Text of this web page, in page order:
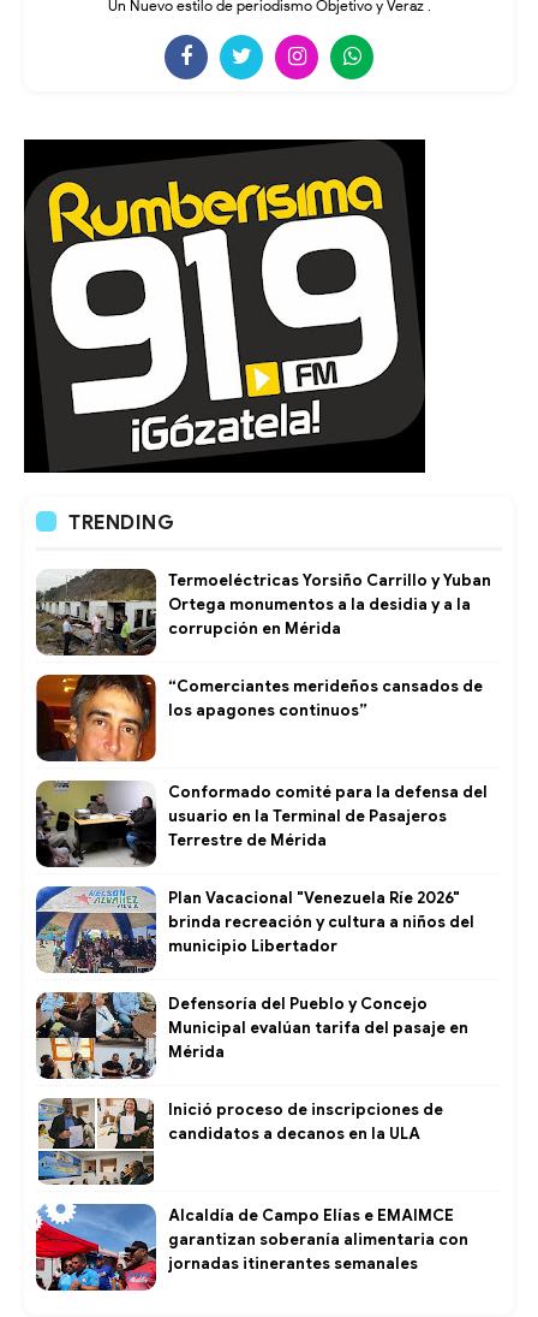
Un Nuevo estilo de periodismo Objetivo y Veraz .
TRENDING
Termoeléctricas Yorsiño Carrillo y Yuban
Ortega monumentos a la desidia y a la
corrupción en Mérida
“Comerciantes merideños cansados de
los apagones continuos”
Conformado comité para la defensa del
usuario en la Terminal de Pasajeros
Terrestre de Mérida
Plan Vacacional "Venezuela Ríe 2026"
brinda recreación y cultura a niños del
municipio Libertador
Defensoría del Pueblo y Concejo
Municipal evalúan tarifa del pasaje en
Mérida
Inició proceso de inscripciones de
candidatos a decanos en la ULA
Alcaldía de Campo Elías e EMAIMCE
garantizan soberanía alimentaria con
jornadas itinerantes semanales